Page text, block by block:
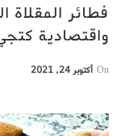
فطائر
واقتصادية
On أكتوبر 24, 2021